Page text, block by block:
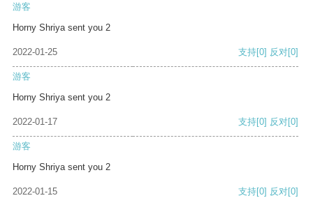
游客
Horny Shriya sent you 2
2022-01-25 支持[0] 反对[0]
游客
Horny Shriya sent you 2
2022-01-17 支持[0] 反对[0]
游客
Horny Shriya sent you 2
2022-01-15 支持[0] 反对[0]